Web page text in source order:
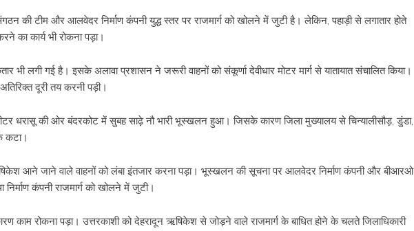
की टीम और आलवेदर निर्माण कंपनी युद्ध स्तर पर राजमार्ग को खोलने में जुटी है। लेकिन, पहाड़ी से लगातार होते
का कार्य भी रोकना पड़ा।
भी लगी गई है। इसके अलावा प्रशासन ने जरूरी वाहनों को संकूर्णा देवीधार मोटर मार्ग से यातायात संचालित किया।
दूरी तय करनी पड़ी।
धरासू की ओर बंदरकोट में सुबह साढ़े नौ भारी भूस्खलन हुआ। जिसके कारण जिला मुख्यालय से चिन्यालीसौड़, डुंडा,
कटा।
आने जाने वाले वाहनों को लंबा इंतजार करना पड़ा। भूस्खलन की सूचना पर आलवेदर निर्माण कंपनी और बीआरओ
कंपनी राजमार्ग को खोलने में जुटी।
काम रोकना पड़ा। उत्तरकाशी को देहरादून ऋषिकेश से जोड़ने वाले राजमार्ग के बाधित होने के चलते जिलाधिकारी